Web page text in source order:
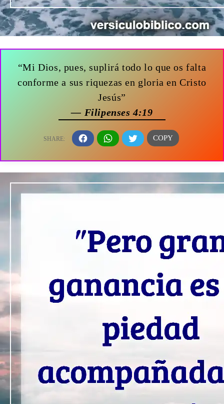
“Mi Dios, pues, suplirá todo lo que os falta
conforme a sus riquezas en gloria en Cristo
Jesús”
— Filipenses 4:19